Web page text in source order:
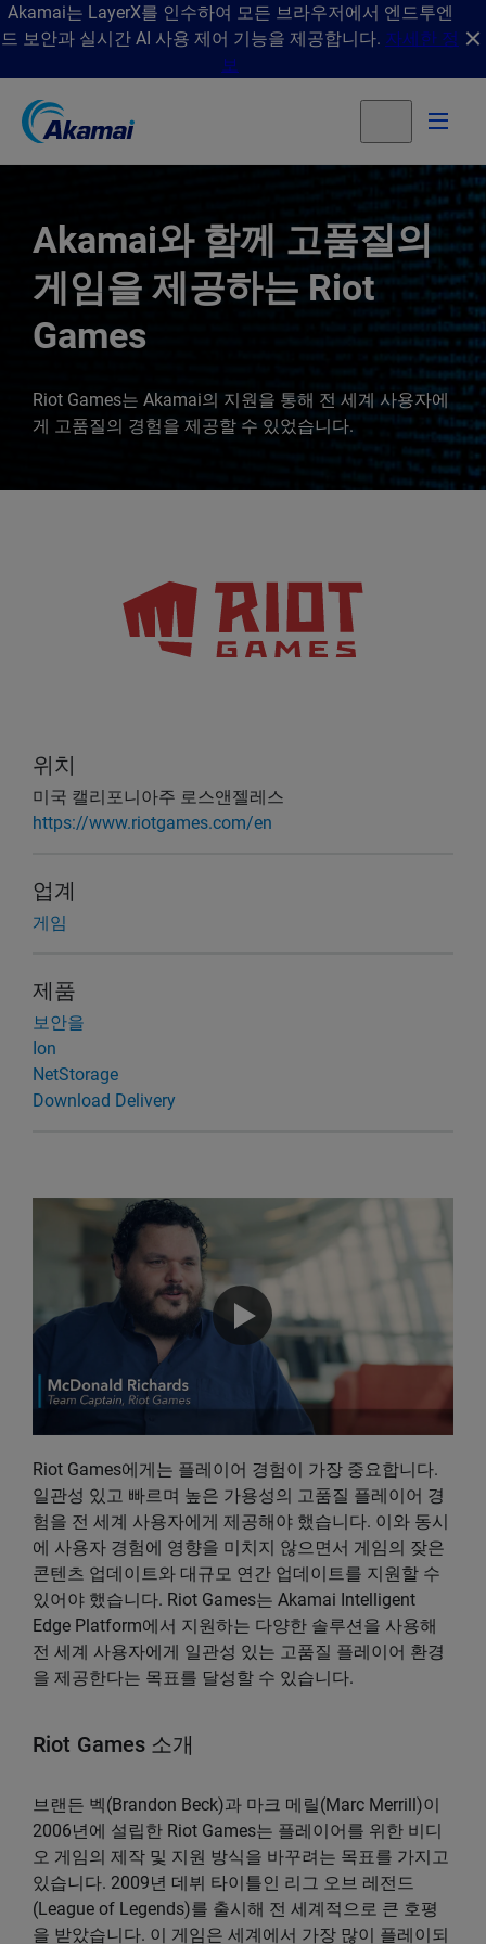
Akamai는 LayerX를 인수하여 모든 브라우저에서 엔드투엔
드 보안과 실시간 AI 사용 제어 기능을 제공합니다. 자세한 정
보
Akamai와 함께 고품질의
게임을 제공하는 Riot
Games
Riot Games는 Akamai의 지원을 통해 전 세계 사용자에
게 고품질의 경험을 제공할 수 있었습니다.
Riot Games에게는 플레이어 경험이 가장 중요합니다.
일관성 있고 빠르며 높은 가용성의 고품질 플레이어 경
험을 전 세계 사용자에게 제공해야 했습니다. 이와 동시
에 사용자 경험에 영향을 미치지 않으면서 게임의 잦은
콘텐츠 업데이트와 대규모 연간 업데이트를 지원할 수
있어야 했습니다. Riot Games는 Akamai Intelligent
Edge Platform에서 지원하는 다양한 솔루션을 사용해
전 세계 사용자에게 일관성 있는 고품질 플레이어 환경
을 제공한다는 목표를 달성할 수 있습니다.
Riot Games 소개
브랜든 벡(Brandon Beck)과 마크 메릴(Marc Merrill)이
2006년에 설립한 Riot Games는 플레이어를 위한 비디
오 게임의 제작 및 지원 방식을 바꾸려는 목표를 가지고
있습니다. 2009년 데뷔 타이틀인 리그 오브 레전드
(League of Legends)를 출시해 전 세계적으로 큰 호평
을 받았습니다. 이 게임은 세계에서 가장 많이 플레이되
위치
미국 캘리포니아주 로스앤젤레스
https://www.riotgames.com/en
업계
게임
제품
보안을
Ion
NetStorage
Download Delivery